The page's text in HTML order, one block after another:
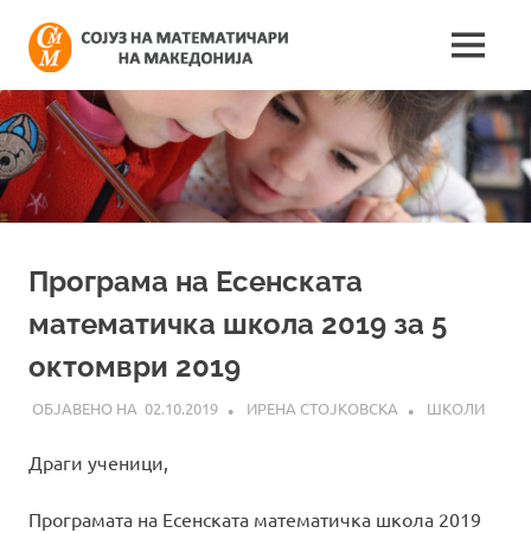
content
на
на
Македонија
информации
поврзани
со
работата
на
MENU
Програма на Есенската
математичка школа 2019 за 5
октомври 2019
02.10.2019 ИРЕНА СТОЈКОВСКА ШКОЛИ
Драги ученици,
Програмата на Есенската математичка школа 2019